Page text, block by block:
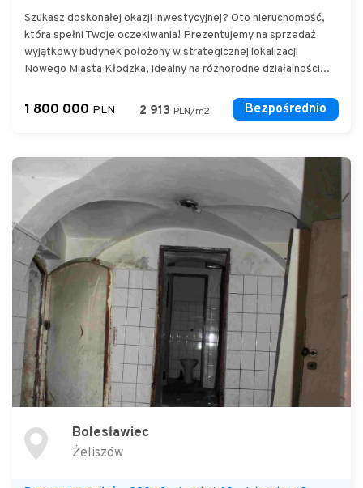
Szukasz doskonałej okazji inwestycyjnej? Oto nieruchomość,
która spełni Twoje oczekiwania! Prezentujemy na sprzedaż
wyjątkowy budynek położony w strategicznej lokalizacji
Nowego Miasta Kłodzka, idealny na różnorodne działalności...
1 800 000 PLN 2 913 PLN/m2 Bezpośrednio
Bolesławiec
Żeliszów